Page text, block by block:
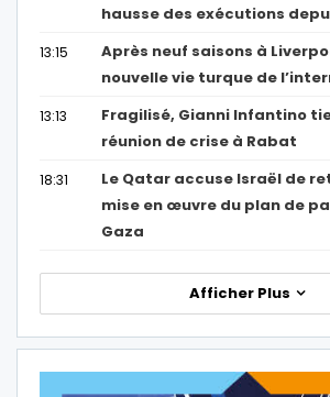
hausse des exécutions
13:15
Après neuf saisons à
nouvelle vie turque de
13:13
Fragilisé, Gianni Infantino
réunion de crise à Rabat
18:31
Le Qatar accuse Israël de
mise en œuvre du plan de
Gaza
Afficher Plus